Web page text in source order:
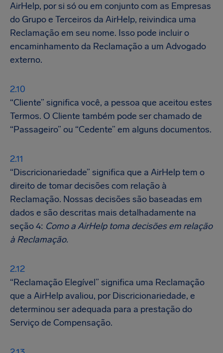
AirHelp, por si só ou em conjunto com as Empresas
do Grupo e Terceiros da AirHelp, reivindica uma
Reclamação em seu nome. Isso pode incluir o
encaminhamento da Reclamação a um Advogado
externo.
“Cliente” significa você, a pessoa que aceitou estes
Termos. O Cliente também pode ser chamado de
“Passageiro” ou “Cedente” em alguns documentos.
“Discricionariedade” significa que a AirHelp tem o
direito de tomar decisões com relação à
Reclamação. Nossas decisões são baseadas em
dados e são descritas mais detalhadamente na
seção 4: Como a AirHelp toma decisões em relação
à Reclamação.
“Reclamação Elegível” significa uma Reclamação
que a AirHelp avaliou, por Discricionariedade, e
determinou ser adequada para a prestação do
Serviço de Compensação.